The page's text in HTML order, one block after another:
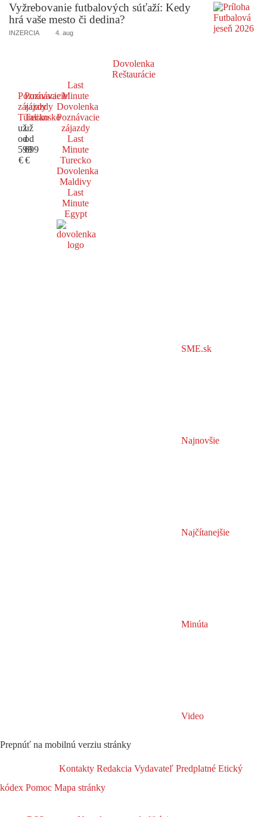
Vyžrebovanie futbalových súťaží: Kedy
hrá vaše mesto či dedina?
INZERCIA 4. aug
Dovolenka
Reštaurácie
Poznávacie
zájazdy
Turecko
už
od
599
€
Poznávacie
zájazdy
Taliansko
už
od
699
€
Last
Minute
Dovolenka
Poznávacie
zájazdy
Last
Minute
Turecko
Dovolenka
Maldivy
Last
Minute
Egypt
SME.sk
Najnovšie
Najčítanejšie
Minúta
Video
Prepnúť na mobilnú verziu stránky
Kontakty Redakcia Vydavateľ Predplatné Etický
kódex Pomoc Mapa stránky